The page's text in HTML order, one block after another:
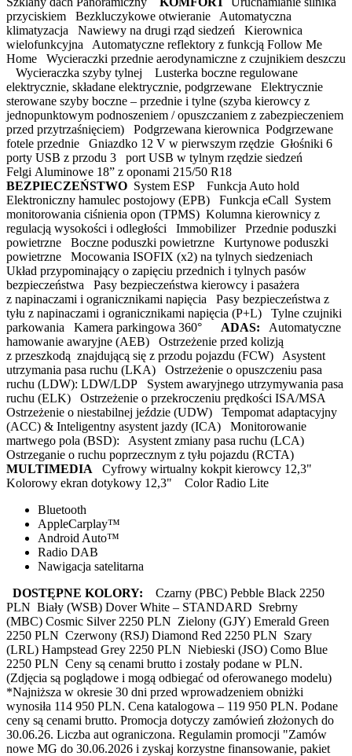
przyciskiem Bezkluczykowe otwieranie Automatyczna
klimatyzacja Nawiewy na drugi rząd siedzeń Kierownica
wielofunkcyjna Automatyczne reflektory z funkcją Follow Me
Home Wycieraczki przednie aerodynamiczne z czujnikiem deszczu
Wycieraczka szyby tylnej Lusterka boczne regulowane
elektrycznie, składane elektrycznie, podgrzewane Elektrycznie
sterowane szyby boczne – przednie i tylne (szyba kierowcy z
jednopunktowym podnoszeniem / opuszczaniem z zabezpieczeniem
przed przytrzaśnięciem) Podgrzewana kierownica Podgrzewane
fotele przednie Gniazdko 12 V w pierwszym rzędzie Głośniki 6
porty USB z przodu 3 port USB w tylnym rzędzie siedzeń
Felgi Aluminowe 18” z oponami 215/50 R18
BEZPIECZEŃSTWO System ESP Funkcja Auto hold
Elektroniczny hamulec postojowy (EPB) Funkcja eCall System
monitorowania ciśnienia opon (TPMS) Kolumna kierownicy z
regulacją wysokości i odległości Immobilizer Przednie poduszki
powietrzne Boczne poduszki powietrzne Kurtynowe poduszki
powietrzne Mocowania ISOFIX (x2) na tylnych siedzeniach
Układ przypominający o zapięciu przednich i tylnych pasów
bezpieczeństwa Pasy bezpieczeństwa kierowcy i pasażera
z napinaczami i ogranicznikami napięcia Pasy bezpieczeństwa z
tyłu z napinaczami i ogranicznikami napięcia (P+L) Tylne czujniki
parkowania Kamera parkingowa 360°
ADAS:
Automatyczne
hamowanie awaryjne (AEB) Ostrzeżenie przed kolizją
z przeszkodą znajdującą się z przodu pojazdu (FCW) Asystent
utrzymania pasa ruchu (LKA) Ostrzeżenie o opuszczeniu pasa
ruchu (LDW): LDW/LDP System awaryjnego utrzymywania pasa
ruchu (ELK) Ostrzeżenie o przekroczeniu prędkości ISA/MSA
Ostrzeżenie o niestabilnej jeździe (UDW) Tempomat adaptacyjny
(ACC) & Inteligentny asystent jazdy (ICA) Monitorowanie
martwego pola (BSD): Asystent zmiany pasa ruchu (LCA)
Ostrzeganie o ruchu poprzecznym z tyłu pojazdu (RCTA)
MULTIMEDIA
Cyfrowy wirtualny kokpit kierowcy 12,3"
Kolorowy ekran dotykowy 12,3" Color Radio Lite
Bluetooth
AppleCarplay™
Android Auto™
Radio DAB
Nawigacja satelitarna
DOSTĘPNE KOLORY: Czarny (PBC) Pebble Black 2250
PLN Biały (WSB) Dover White – STANDARD Srebrny
(MBC) Cosmic Silver 2250 PLN Zielony (GJY) Emerald Green
2250 PLN Czerwony (RSJ) Diamond Red 2250 PLN Szary
(LRL) Hampstead Grey 2250 PLN Niebieski (JSO) Como Blue
2250 PLN Ceny są cenami brutto i zostały podane w PLN.
(Zdjęcia są poglądowe i mogą odbiegać od oferowanego modelu)
*Najniższa w okresie 30 dni przed wprowadzeniem obniżki
wynosiła 114 950 PLN. Cena katalogowa – 119 950 PLN. Podane
ceny są cenami brutto. Promocja dotyczy zamówień złożonych do
30.06.26. Liczba aut ograniczona. Regulamin promocji "Zamów
nowe MG do 30.06.2026 i zyskaj korzystne finansowanie, pakiet